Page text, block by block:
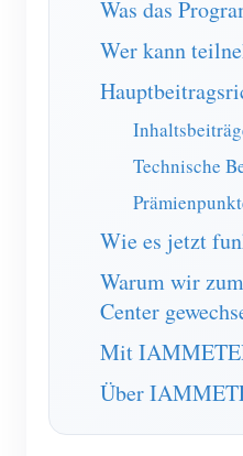
EV-Ladegerät
IAMMETER
Virtueller Zähler
System für
Anwendungen
PV-
Hausautomation
Shop
Ressourcen
Produkt-
Dokumentation
Tutorial-Video
FAQ
Community
Mitwirkenden-
Was das
Wer kann
Technische
Wie es jetzt
Warum wir
Center
Mit
Über